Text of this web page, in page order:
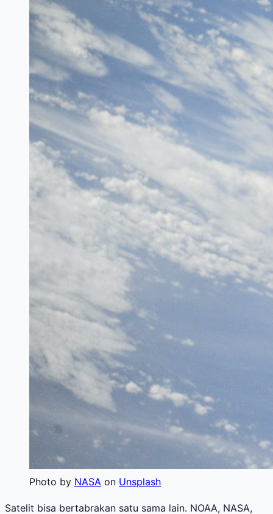
Photo by NASA on Unsplash
Satelit bisa bertabrakan satu sama lain. NOAA, NASA,